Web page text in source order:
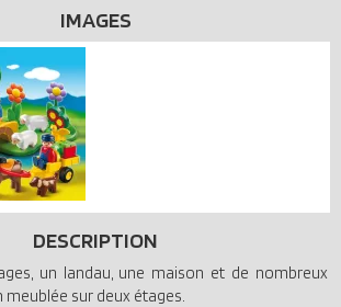
IMAGES
DESCRIPTION
un landau, une maison et de nombreux
meublée sur deux étages.